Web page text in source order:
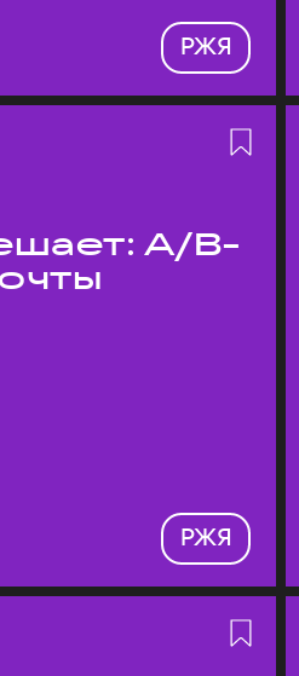
РЖЯ
A/B-
РЖЯ